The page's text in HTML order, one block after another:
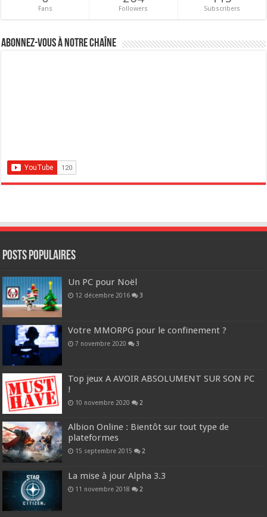
Fans Followers Subscribers
Abonnez-vous à notre chaîne
POSTS POPULAIRES
Un PC pour Noël
12 décembre 2016 3
Votre MMORPG pour le confinement ?
7 novembre 2020 3
Top jeux A AVOIR ABSOLUMENT SUR SON PC
!
10 novembre 2020 2
Albion Online : Bientôt sur tout type de
plateformes
15 septembre 2015 2
La mise à jour Alpha 3.3
11 novembre 2018 2